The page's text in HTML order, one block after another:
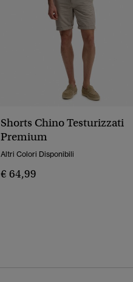
Shorts Chino Testurizzati
Premium
Altri Colori Disponibili
€ 64,99